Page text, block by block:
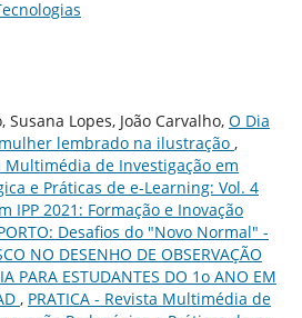
Susana Lopes, João Carvalho, O Dia
lembrado na ilustração ,
Multimédia de Investigação em
e Práticas de e-Learning: Vol. 4
IPP 2021: Formação e Inovação
Desafios do "Novo Normal" -
NO DESENHO DE OBSERVAÇÃO
PARA ESTUDANTES DO 1o ANO EM
, PRATICA - Revista Multimédia de